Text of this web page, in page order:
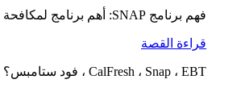
فهم برنامج SNAP: أهم برنامج لمكافحة الجوع في أمريكا
قراءة القصة
CalFresh ، Snap ، EBT ، فود ستامبس؟ يساعد فريق الاتصال الغذائي لدينا في التوضيح